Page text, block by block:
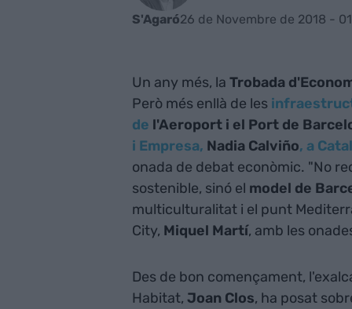
S'Agaró26 de Novembre de 2018 -
Un any més, la Trobada
Però més enllà de les
de l'Aeroport i el Port de
i Empresa, Nadia Calviño, a
onada de debat econòmic. "No
sostenible, sinó el model de
multiculturalitat i el punt
City, Miquel Martí, amb les
Des de bon començament,
Habitat, Joan Clos, ha posat